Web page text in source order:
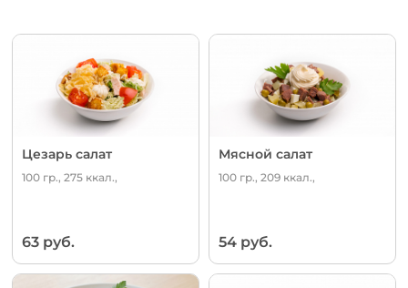
Цезарь салат
100 гр., 275 ккал.,
63 руб.
Мясной салат
100 гр., 209 ккал.,
54 руб.